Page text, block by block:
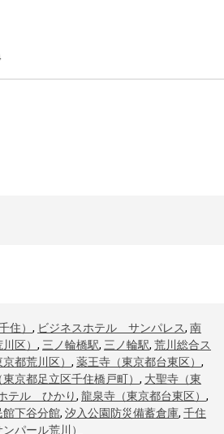
住） , ビジネスホテル サンパレス, 南
区） , 三ノ輪橋駅, 三ノ輪駅, 荒川総合ス
都荒川区） , 薬王寺（東京都台東区） ,
京都足立区千住橋戸町） , 大聖寺（東
テル ひかり, 龍泉寺（東京都台東区） ,
館下谷分館, 汐入公園防災備蓄倉庫, 千住
パール荒川）